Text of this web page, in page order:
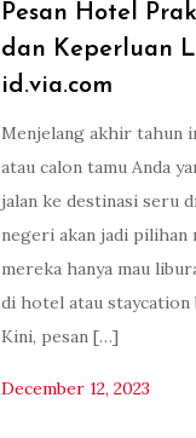
Pesan Hotel
dan Keperluan
id.via.com
Menjelang akhir tahun
atau calon tamu Anda
jalan ke destinasi seru
negeri akan jadi pilihan
mereka hanya mau
di hotel atau staycation
Kini, pesan […]
December 12, 2023